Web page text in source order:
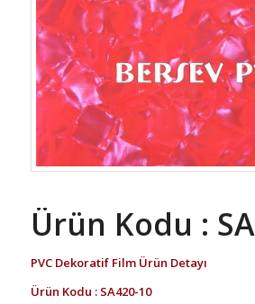
Ürün Kodu :
PVC Dekoratif Film Ürün Detayı
Ürün Kodu : SA420-10